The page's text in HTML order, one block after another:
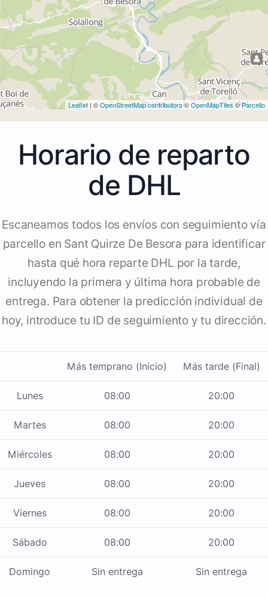
Leaflet | ©OpenStreetMap contributors ©OpenMapTiles©Parcello
Horario de reparto
de DHL
Escaneamos todos los envíos con seguimiento vía
parcello en Sant Quirze De Besora para identificar
hasta qué hora reparte DHL por la tarde,
incluyendo la primera y última hora probable de
entrega. Para obtener la predicción individual de
hoy, introduce tu ID de seguimiento y tu dirección.
Más temprano (Inicio) Más tarde (Final)
Lunes 08:00 20:00
Martes 08:00 20:00
Miércoles 08:00 20:00
Jueves 08:00 20:00
Viernes 08:00 20:00
Sábado 08:00 20:00
Domingo Sin entrega Sin entrega